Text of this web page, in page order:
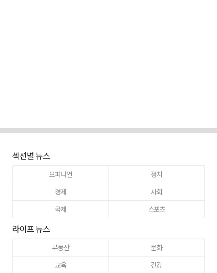
섹션별 뉴스
오피니언
정치
경제
사회
국제
스포츠
라이프 뉴스
부동산
문화
교육
건강